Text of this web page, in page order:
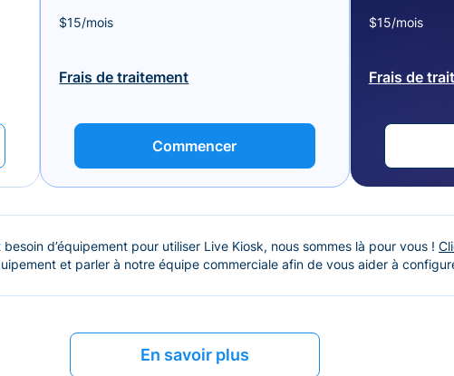
$15/mois
Frais de traitement
Commencer
$15/mois
Frais de
d’équipement pour utiliser Live Kiosk, nous sommes là pour vous !
et parler à notre équipe commerciale afin de vous aider à
En savoir plus